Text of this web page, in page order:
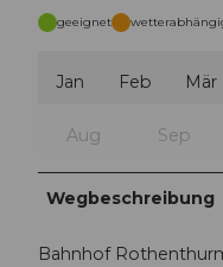
geeignet
Jan Feb Mär
Aug Sep
Wegbeschreibung
Bahnhof